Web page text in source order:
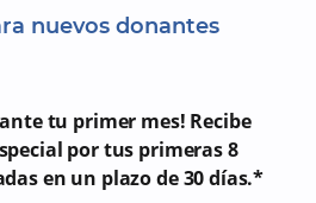
nuevos donantes
tu primer mes! Recibe
por tus primeras 8
en un plazo de 30 días.*